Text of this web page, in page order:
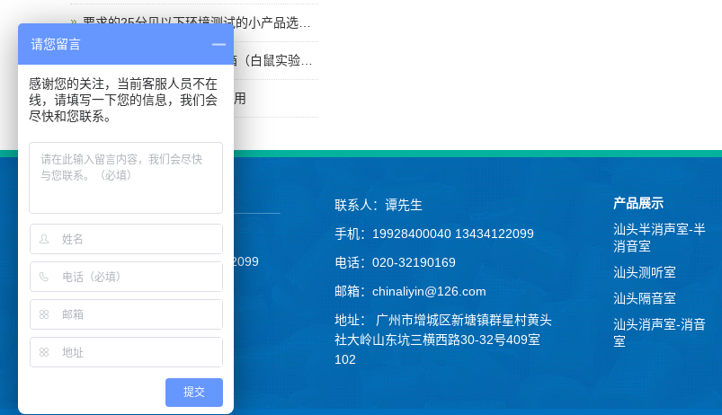
深圳产品测试隔音箱交付使用
TEL：020-32190169
MOB:19928400040 13434122099
EMAIL：chinaliyin@126.com
华企网络提供技术支持
备案号:粤ICP备19075302号-1
联系人：谭先生
手机：19928400040 13434122099
电话：020-32190169
邮箱：chinaliyin@126.com
地址： 广州市增城区新塘镇群星村黄头
社大岭山东坑三横西路30-32号409室
102
产品展示
汕头半消声室-半
消音室
汕头测听室
汕头隔音室
汕头消声室-消音
室
请您留言
感谢您的关注，当前客服人员不在
线，请填写一下您的信息，我们会
尽快和您联系。
提交